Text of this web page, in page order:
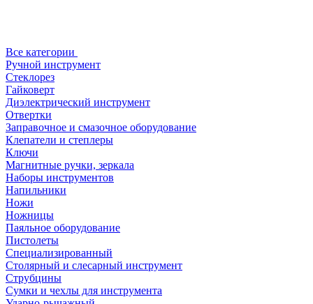
Все категории
Ручной инструмент
Стеклорез
Гайковерт
Диэлектрический инструмент
Отвертки
Заправочное и смазочное оборудование
Клепатели и степлеры
Ключи
Магнитные ручки, зеркала
Наборы инструментов
Напильники
Ножи
Ножницы
Паяльное оборудование
Пистолеты
Специализированный
Столярный и слесарный инструмент
Струбцины
Сумки и чехлы для инструмента